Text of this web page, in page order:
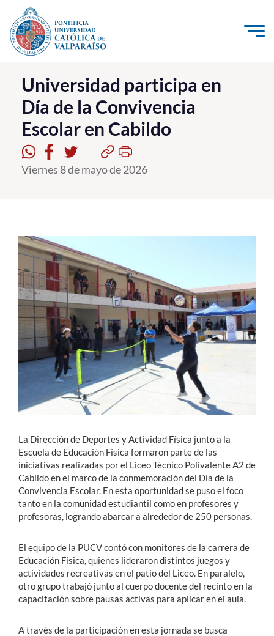
Click acá para ir directamente al contenido
La Universidad
Investigación, Creación e Innovación
PUCV Internacional
Vinculación con el Medio
Postgrado
Formación Continua
Estudiantes
Académicos
Funcionarios
Universidad participa en
Día de la Convivencia
Escolar en Cabildo
Viernes 8 de mayo de 2026
La Dirección de Deportes y Actividad Física junto a la
Escuela de Educación Física formaron parte de las
iniciativas realizadas por el Liceo Técnico Polivalente A2 de
Cabildo en el marco de la conmemoración del Día de la
Convivencia Escolar. En esta oportunidad se puso el foco
tanto en la comunidad estudiantil como en profesores y
profesoras, logrando abarcar a alrededor de 250 personas.
El equipo de la PUCV contó con monitores de la carrera de
Educación Física, quienes lideraron distintos juegos y
actividades recreativas en el patio del Liceo. En paralelo,
otro grupo trabajó junto al cuerpo docente del recinto en la
capacitación sobre pausas activas para aplicar en el aula.
A través de la participación en esta jornada se busca